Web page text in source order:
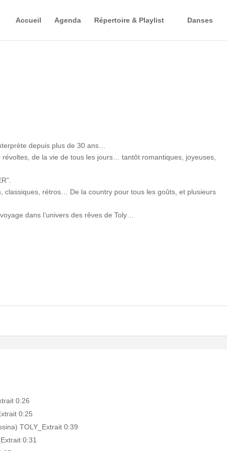
Accueil Agenda Répertoire & Playlist Danses
depuis plus de 30 ans…
révoltes, de la vie de tous les jours… tantôt romantiques, joyeuses,
classiques, rétros… De la country pour tous les goûts, et plusieurs
dans l’univers des rêves de Toly…
0:26
0:25
TOLY_Extrait 0:39
0:31